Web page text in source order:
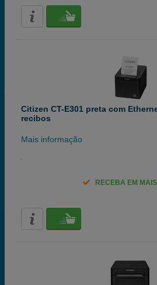
Citizen CT-E301 preta com
recibos
Mais informação
RECEBA EM